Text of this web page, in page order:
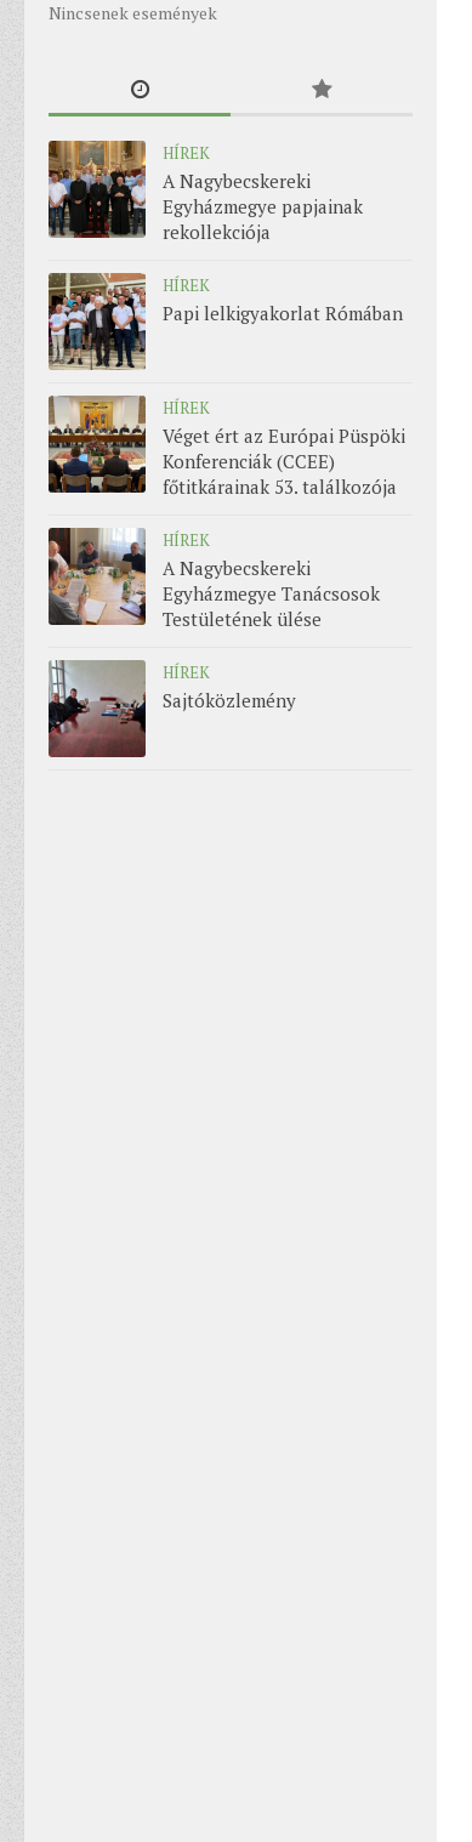
Nincsenek események
HÍREK
A Nagybecskereki
Egyházmegye papjainak
rekollekciója
HÍREK
Papi lelkigyakorlat Rómában
HÍREK
Véget ért az Európai Püspöki
Konferenciák (CCEE)
főtitkárainak 53. találkozója
HÍREK
A Nagybecskereki
Egyházmegye Tanácsosok
Testületének ülése
HÍREK
Sajtóközlemény